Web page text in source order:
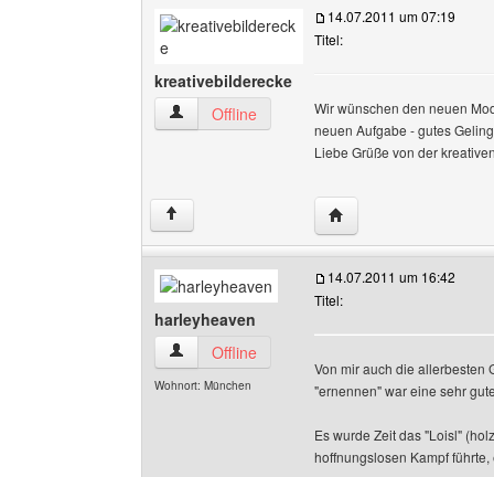
kreativebilderecke
kreativebilderecke Benutzer-Profile anzeigen
Offline
14.07.2011 um 07:19
Titel:
Wir wünschen den neuen
neuen Aufgabe - gutes
Liebe Grüße von der
↑ Website dieses
harleyheaven
harleyheaven Benutzer-Profile anzeigen
Offline
Wohnort: München
14.07.2011 um 16:42
Titel:
Von mir auch die allerbesten
"ernennen" war eine sehr
Es wurde Zeit das "Loisl"
hoffnungslosen Kampf